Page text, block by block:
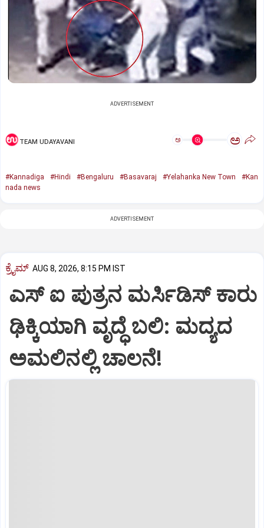
ADVERTISEMENT
TEAM UDAYAVANI ಅ ಅ
#Kannadiga #Hindi #Bengaluru #Basavaraj #Yelahanka New Town
#Kan
nada news
ADVERTISEMENT
ಕ್ರೈಮ್ AUG 8, 2026, 8:15 PM IST
ಎಸ್ ಐ ಪುತ್ರನ ಮರ್ಸಿಡಿಸ್‌ ಕಾರು
ಢಿಕ್ಕಿಯಾಗಿ ವೃದ್ಧೆ ಬಲಿ: ಮದ್ಯದ
ಅಮಲಿನಲ್ಲಿ ಚಾಲನೆ!